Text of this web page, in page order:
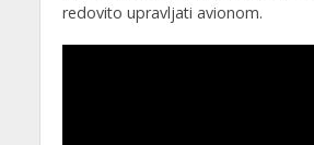
redovito upravljati avionom.